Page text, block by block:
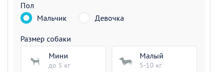
Пол
Мальчик
Девочка
Размер собаки
Мини
до 5 кг
Малый
5-10 кг